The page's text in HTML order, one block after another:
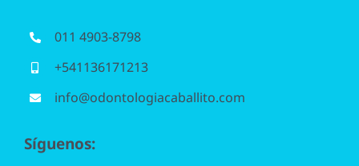
Periodoncia
011 4903-8798
+541136171213
info@odontologiacaballito.com
Síguenos: